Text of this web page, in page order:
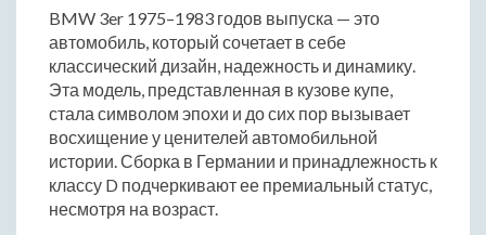
BMW 3er 1975–1983 годов выпуска — это
автомобиль, который сочетает в себе
классический дизайн, надежность и динамику.
Эта модель, представленная в кузове купе,
стала символом эпохи и до сих пор вызывает
восхищение у ценителей автомобильной
истории. Сборка в Германии и принадлежность к
классу D подчеркивают ее премиальный статус,
несмотря на возраст.